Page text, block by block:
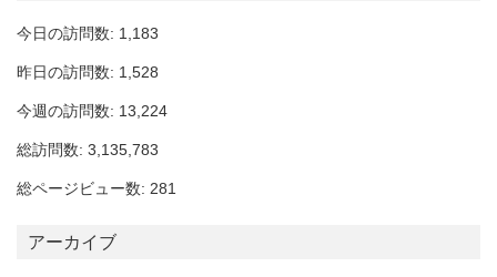
今日の訪問数: 1,183
昨日の訪問数: 1,528
今週の訪問数: 13,224
総訪問数: 3,135,783
総ページビュー数: 281
アーカイブ